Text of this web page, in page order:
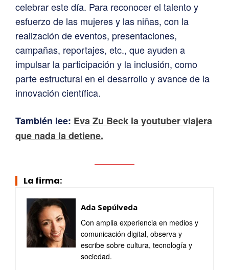
celebrar este día. Para reconocer el talento y
esfuerzo de las mujeres y las niñas, con la
realización de eventos, presentaciones,
campañas, reportajes, etc., que ayuden a
impulsar la participación y la inclusión, como
parte estructural en el desarrollo y avance de la
innovación científica.
También lee: Eva Zu Beck la youtuber viajera
que nada la detiene.
La firma:
Ada Sepúlveda
Con amplia experiencia en medios y
comunicación digital, observa y
escribe sobre cultura, tecnología y
sociedad.